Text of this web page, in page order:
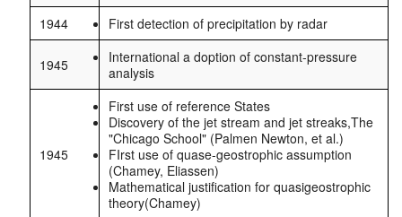
1944
First detection of precipitation by radar
1945
International a doption of constant-pressure
analysis
1945
First use of reference States
Discovery of the jet stream and jet streaks,The
"Chicago School" (Palmen Newton, et al.)
FIrst use of quase-geostrophic assumption
(Chamey, Eliassen)
Mathematical justification for quasigeostrophic
theory(Chamey)